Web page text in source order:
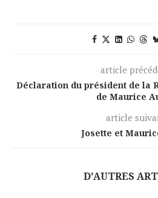
article
Déclaration du président de la
de Maurice
article
Josette et
D'AUTRES